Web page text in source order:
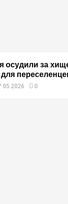
осудили за
0